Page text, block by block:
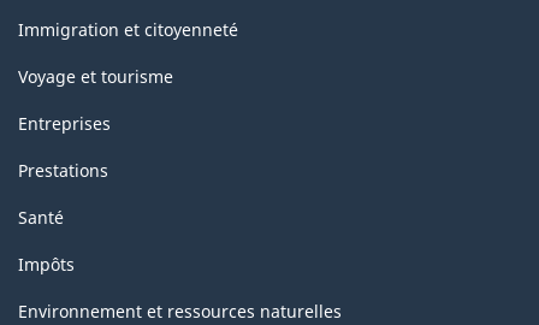
sujets
Immigration et citoyenneté
Voyage et tourisme
Entreprises
Prestations
Santé
Impôts
Environnement et ressources naturelles